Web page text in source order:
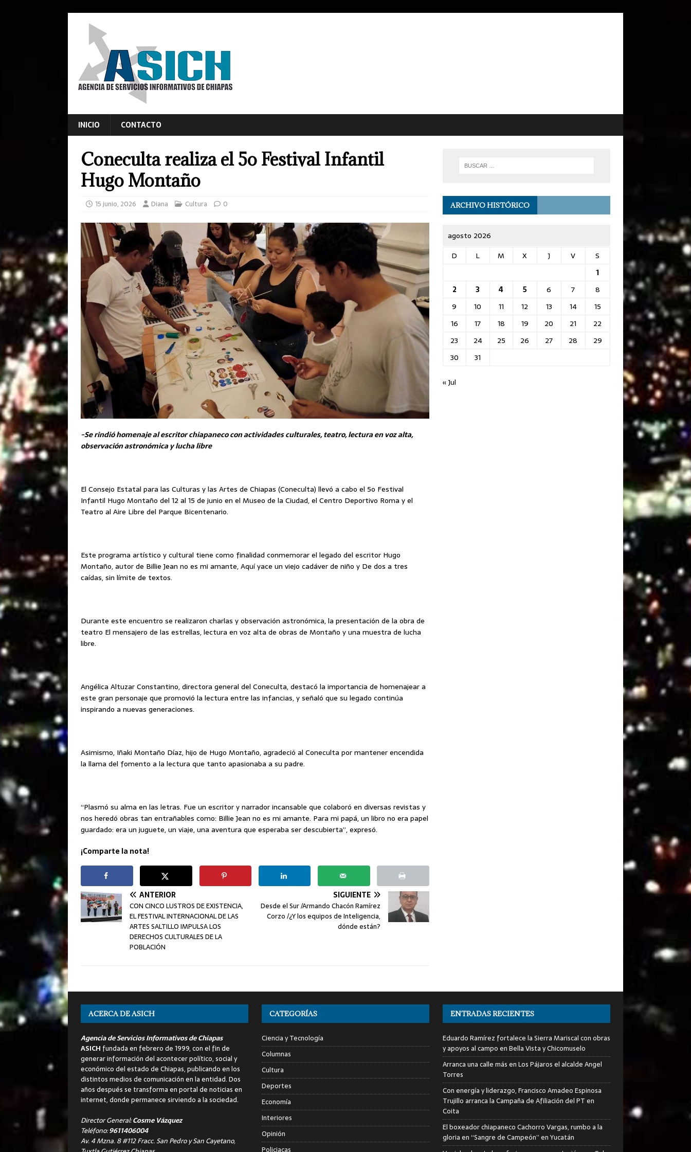
INICIO CONTACTO
Coneculta realiza el 5o Festival Infantil
Hugo Montaño
15 junio, 2026 Diana Cultura 0
-Se rindió homenaje al escritor chiapaneco con actividades culturales, teatro, lectura en voz alta,
observación astronómica y lucha libre
El Consejo Estatal para las Culturas y las Artes de Chiapas (Coneculta) llevó a cabo el 5o Festival
Infantil Hugo Montaño del 12 al 15 de junio en el Museo de la Ciudad, el Centro Deportivo Roma y el
Teatro al Aire Libre del Parque Bicentenario.
Este programa artístico y cultural tiene como finalidad conmemorar el legado del escritor Hugo
Montaño, autor de Billie Jean no es mi amante, Aquí yace un viejo cadáver de niño y De dos a tres
caídas, sin límite de textos.
Durante este encuentro se realizaron charlas y observación astronómica, la presentación de la obra de
teatro El mensajero de las estrellas, lectura en voz alta de obras de Montaño y una muestra de lucha
libre.
Angélica Altuzar Constantino, directora general del Coneculta, destacó la importancia de homenajear a
este gran personaje que promovió la lectura entre las infancias, y señaló que su legado continúa
inspirando a nuevas generaciones.
Asimismo, Iñaki Montaño Díaz, hijo de Hugo Montaño, agradeció al Coneculta por mantener encendida
la llama del fomento a la lectura que tanto apasionaba a su padre.
“Plasmó su alma en las letras. Fue un escritor y narrador incansable que colaboró en diversas revistas y
nos heredó obras tan entrañables como: Billie Jean no es mi amante. Para mi papá, un libro no era papel
guardado: era un juguete, un viaje, una aventura que esperaba ser descubierta”, expresó.
¡Comparte la nota!
ANTERIOR
CON CINCO LUSTROS DE EXISTENCIA,
EL FESTIVAL INTERNACIONAL DE LAS
ARTES SALTILLO IMPULSA LOS
DERECHOS CULTURALES DE LA
POBLACIÓN
SIGUIENTE
Desde el Sur /Armando Chacón Ramírez
Corzo /¿Y los equipos de Inteligencia,
dónde están?
ARCHIVO HISTÓRICO
agosto 2026
D
L M X J V
S
1
2
3 4 5 6 7
8
9
10 11 12 13 14
15
16
17 18 19 20 21
22
23
24 25 26 27 28
29
30
31
« Jul
ACERCA DE ASICH
Agencia de Servicios Informativos de Chiapas
ASICH fundada en febrero de 1999, con el fin de
generar información del acontecer político, social y
económico del estado de Chiapas, publicando en los
distintos medios de comunicación en la entidad. Dos
años después se transforma en portal de noticias en
internet, donde permanece sirviendo a la sociedad.
Director General:Cosme Vázquez
Teléfono:9611406004
Av. 4 Mzna. 8 #112 Fracc. San Pedro y San Cayetano,
CATEGORÍAS
Ciencia y Tecnología
Columnas
Cultura
Deportes
Economía
Interiores
Opinión
Policiacas
ENTRADAS RECIENTES
Eduardo Ramírez fortalece la Sierra Mariscal con obras
y apoyos al campo en Bella Vista y Chicomuselo
Arranca una calle más en Los Pájaros el alcalde Angel
Torres
Con energía y liderazgo, Francisco Amadeo Espinosa
Trujillo arranca la Campaña de Afiliación del PT en
Coita
El boxeador chiapaneco Cachorro Vargas, rumbo a la
gloria en “Sangre de Campeón” en Yucatán